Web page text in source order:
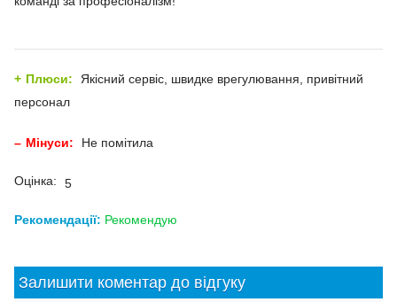
Плюси:
Якісний сервіс, швидке врегулювання, привітний
персонал
Мінуси: Не помітила
Оцінка: 5
Рекомендації: Рекомендую
Залишити коментар до відгуку